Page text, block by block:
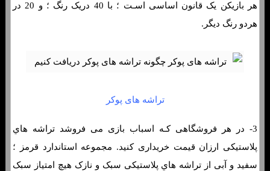
هر بازیکن یک قانون اساسی اسـت ؛ با 40 دریک رنگ ؛ و 20 در
هردو رنگ دیگر.
تراشه های پوکر
3- در هر فروشگاهی کـه اسباب بازی می فروشد تراشه هاي‌
پلاستیکی ارزان قیمت خریداری کنید. مجموعه استاندارد قرمز ؛
سفید و آبی از تراشه هاي‌ پلاستیکی سبک و نازک هیچ امتیاز سبک